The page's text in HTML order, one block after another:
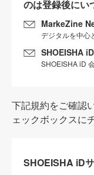
のは登録後にい
MarkeZine
デジタルを中心
SHOEISHA
SHOEISHA iD
下記規約をご確認
ェックボックスに
SHOEISHA iD